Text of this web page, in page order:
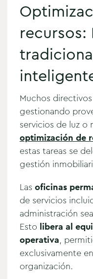
recursos:
Muchos
gestionando
servicios de luz o
optimización de
estas tareas se
gestión
Las oficinas
de servicios
administración
Esto libera al
operativa,
exclusivamente
organización.